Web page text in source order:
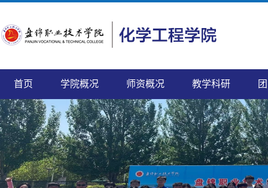
首页 学院概况 师资概况 教学科研